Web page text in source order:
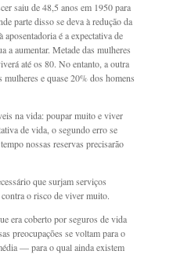
saiu de 48,5 anos em 1950 para
parte disso se deva à redução da
é a expectativa de
a aumentar. Metade das mulheres
até os 80. No entanto, a outra
mulheres e quase 20% dos homens
na vida: poupar muito e viver
de vida, o segundo erro se
nossas reservas precisarão
que surjam serviços
o risco de viver muito.
era coberto por seguros de vida
preocupações se voltam para o
— para o qual ainda existem